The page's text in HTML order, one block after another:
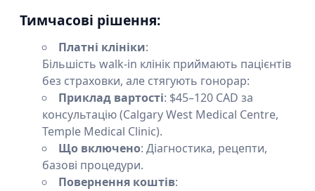
Тимчасові рішення:
Платні клініки:
Більшість walk-in клінік приймають пацієнтів
без страховки, але стягують гонорар:
Приклад вартості: $45–120 CAD за
консультацію (Calgary West Medical Centre,
Temple Medical Clinic).
Що включено: Діагностика, рецепти,
базові процедури.
Повернення коштів: